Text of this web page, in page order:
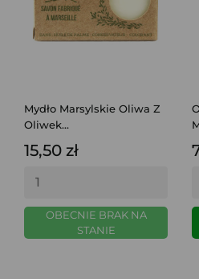
Mydło Marsylskie Oliwa Z
Oliwek...
15,50 zł
OBECNIE BRAK NA
STANIE